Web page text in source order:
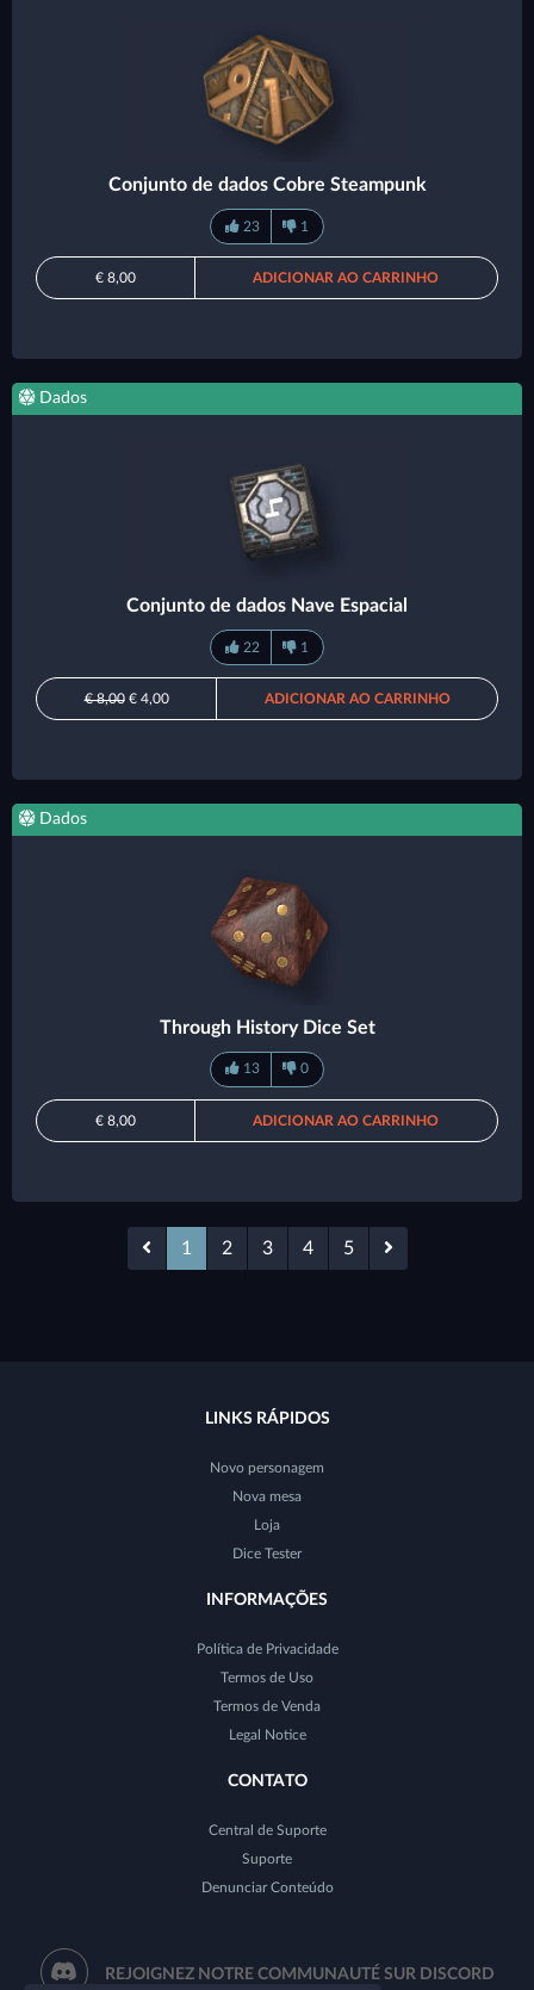
Conjunto de dados Cobre Steampunk
23 1
€ 8,00 ADICIONAR AO CARRINHO
Dados
Conjunto de dados Nave Espacial
22 1
€ 8,00€ 4,00 ADICIONAR AO CARRINHO
Dados
Through History Dice Set
13 0
€ 8,00 ADICIONAR AO CARRINHO
1 2 3 4 5
LINKS RÁPIDOS
Novo personagem
Nova mesa
Loja
Dice Tester
INFORMAÇÕES
Política de Privacidade
Termos de Uso
Termos de Venda
Legal Notice
CONTATO
Central de Suporte
Suporte
Denunciar Conteúdo
REJOIGNEZ NOTRE COMMUNAUTÉ SUR DISCORD